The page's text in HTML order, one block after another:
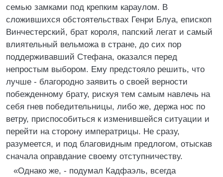
семью замками под крепким караулом. В
сложившихся обстоятельствах Генри Блуа, епископ
Винчестерский, брат короля, папский легат и самый
влиятельный вельможа в стране, до сих пор
поддерживавший Стефана, оказался перед
непростым выбором. Ему предстояло решить, что
лучше - благородно заявить о своей верности
побежденному брату, рискуя тем самым навлечь на
себя гнев победительницы, либо же, держа нос по
ветру, приспособиться к изменившейся ситуации и
перейти на сторону императрицы. Не сразу,
разумеется, и под благовидным предлогом, отыскав
сначала оправдание своему отступничеству.
«Однако же, - подумал Кадфаэль, всегда